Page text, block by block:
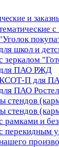
и
с
школ и
зеркалом
ПАО РЖД
П для
ПАО
стендов
стендов
рамками и без
перекидным